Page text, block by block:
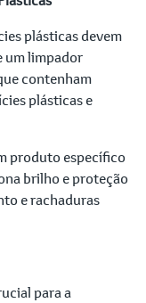
plásticas devem
um limpador
contenham
plásticas e
produto específico
brilho e proteção
e rachaduras
para a